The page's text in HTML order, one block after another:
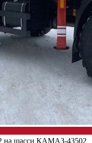
на шасси КАМАЗ-43502